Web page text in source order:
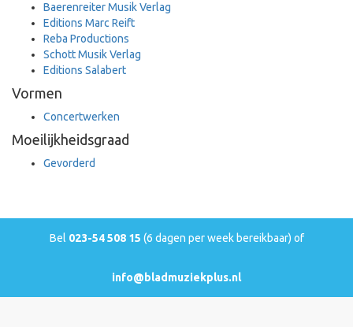
Baerenreiter Musik Verlag
Editions Marc Reift
Reba Productions
Schott Musik Verlag
Editions Salabert
Vormen
Concertwerken
Moeilijkheidsgraad
Gevorderd
Bel 023-54 508 15 (6 dagen per week bereikbaar) of
info@bladmuziekplus.nl